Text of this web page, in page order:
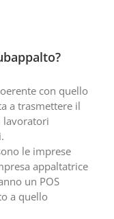
con quello
a trasmettere il
lavoratori
le imprese
appaltatrice
un POS
a quello